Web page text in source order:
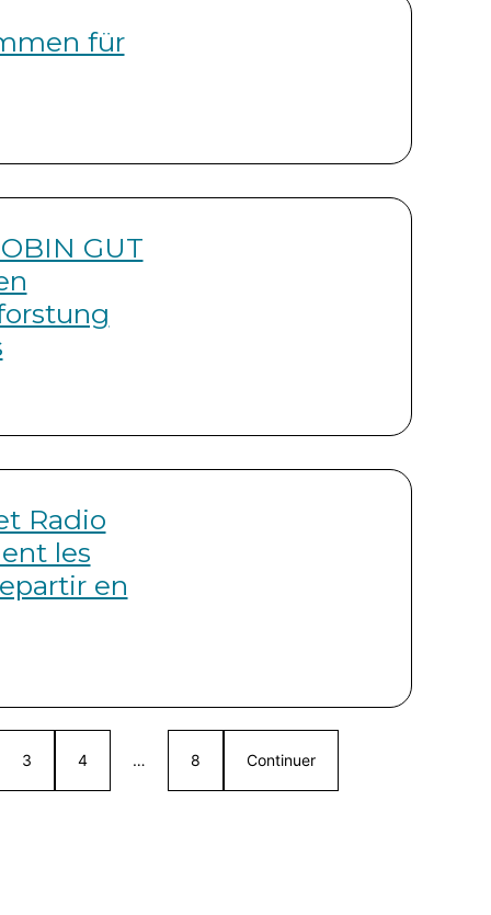
für
GUT
Radio
les
en
3 4 … 8 Continuer